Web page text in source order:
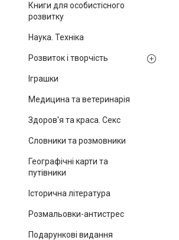
Книги для особистісного
розвитку
Наука. Техніка
Розвиток і творчість
Іграшки
Медицина та ветеринарія
Здоров'я та краса. Секс
Словники та розмовники
Географічні карти та
путівники
Історична література
Розмальовки-антистрес
Подарункові видання